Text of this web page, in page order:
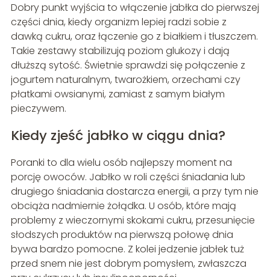
Dobry punkt wyjścia to włączenie jabłka do pierwszej
części dnia, kiedy organizm lepiej radzi sobie z
dawką cukru, oraz łączenie go z białkiem i tłuszczem.
Takie zestawy stabilizują poziom glukozy i dają
dłuższą sytość. Świetnie sprawdzi się połączenie z
jogurtem naturalnym, twarożkiem, orzechami czy
płatkami owsianymi, zamiast z samym białym
pieczywem.
Kiedy zjeść jabłko w ciągu dnia?
Poranki to dla wielu osób najlepszy moment na
porcję owoców. Jabłko w roli części śniadania lub
drugiego śniadania dostarcza energii, a przy tym nie
obciąża nadmiernie żołądka. U osób, które mają
problemy z wieczornymi skokami cukru, przesunięcie
słodszych produktów na pierwszą połowę dnia
bywa bardzo pomocne. Z kolei jedzenie jabłek tuż
przed snem nie jest dobrym pomysłem, zwłaszcza